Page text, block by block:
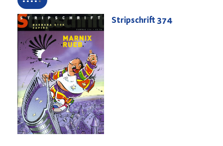
Stripschrift374